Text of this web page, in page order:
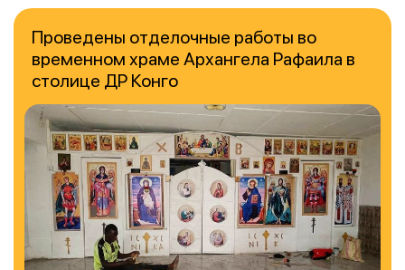
Проведены отделочные работы во
временном храме Архангела Рафаила в
столице ДР Конго